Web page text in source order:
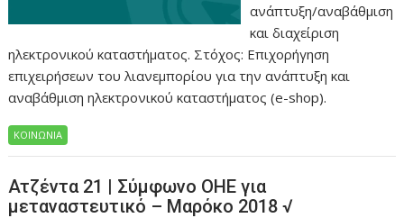
ανάπτυξη/αναβάθμιση
και διαχείριση
ηλεκτρονικού καταστήματος. Στόχος: Επιχορήγηση
επιχειρήσεων του λιανεμπορίου για την ανάπτυξη και
αναβάθμιση ηλεκτρονικού καταστήματος (e-shop).
ΚΟΙΝΩΝΙΑ
Ατζέντα 21 | Σύμφωνο ΟΗΕ για
μεταναστευτικό – Μαρόκο 2018 √